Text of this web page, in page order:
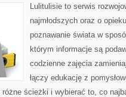
Lulitulisie to serwis
najmłodszych oraz o
poznawanie świata w
którym informacje są
codzienne zajęcia
łączy edukację z
ścieżki i wybierać to, co